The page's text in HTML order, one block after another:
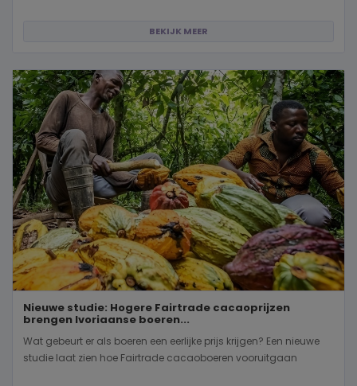
BEKIJK MEER
Nieuwe studie: Hogere Fairtrade cacaoprijzen
brengen Ivoriaanse boeren...
Wat gebeurt er als boeren een eerlijke prijs krijgen? Een nieuwe
studie laat zien hoe Fairtrade cacaoboeren vooruitgaan